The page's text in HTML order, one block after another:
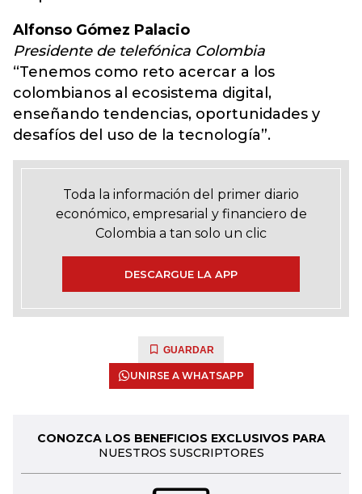
Alfonso Gómez Palacio
Presidente de telefónica Colombia
“Tenemos como reto acercar a los
colombianos al ecosistema digital,
enseñando tendencias, oportunidades y
desafíos del uso de la tecnología”.
Toda la información del primer diario
económico, empresarial y financiero de
Colombia a tan solo un clic
DESCARGUE LA APP
GUARDAR
UNIRSE A WHATSAPP
CONOZCA LOS BENEFICIOS EXCLUSIVOS PARA
NUESTROS SUSCRIPTORES